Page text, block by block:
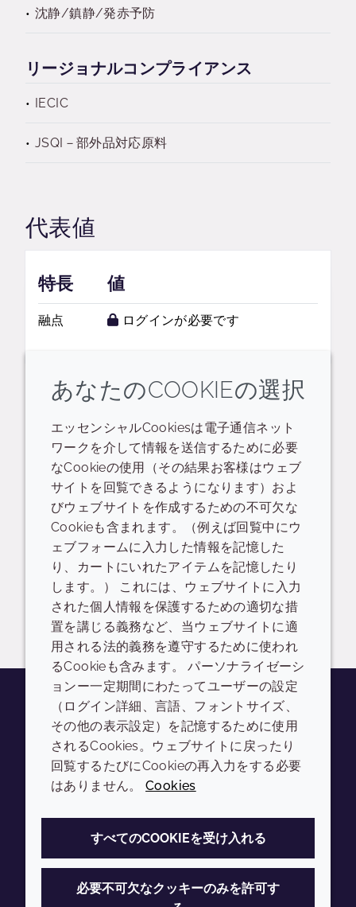
沈静/鎮静/発赤予防
リージョナルコンプライアンス
IECIC
JSQI－部外品対応原料
代表値
特長 値
融点 ログインが必要です
関連するリソース
PID プレゼンテーション
CROPURE SESAME-LQ-(JP) - SR70646
英語: 694.0 KB READ DESCRIPTIONS
ログイン/登録
YoutubeInstagramLinkedInTiktok
会社
Sustainability Report
Croda.com
LEGAL
プライバシーポリシー
アクセシビリティ
クッキーポリシー
あなたのCOOKIEの選択
エッセンシャルCookiesは電子通信ネット
ワークを介して情報を送信するために必要
なCookieの使用（その結果お客様はウェブ
サイトを回覧できるようになります）およ
びウェブサイトを作成するための不可欠な
Cookieも含まれます。（例えば回覧中にウ
ェブフォームに入力した情報を記憶した
り、カートにいれたアイテムを記憶したり
します。） これには、ウェブサイトに入力
された個人情報を保護するための適切な措
置を講じる義務など、当ウェブサイトに適
用される法的義務を遵守するために使われ
るCookieも含みます。 パーソナライゼーシ
ョンー一定期間にわたってユーザーの設定
（ログイン詳細、言語、フォントサイズ、
その他の表示設定）を記憶するために使用
されるCookies。ウェブサイトに戻ったり
回覧するたびにCookieの再入力をする必要
はありません。Cookies
すべてのCOOKIEを受け入れる
必要不可欠なクッキーのみを許可す